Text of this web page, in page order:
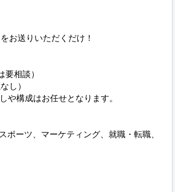
お送りいただくだけ！
相談）
し）
や構成はお任せとなります。
ーツ、マーケティング、就職・転職、